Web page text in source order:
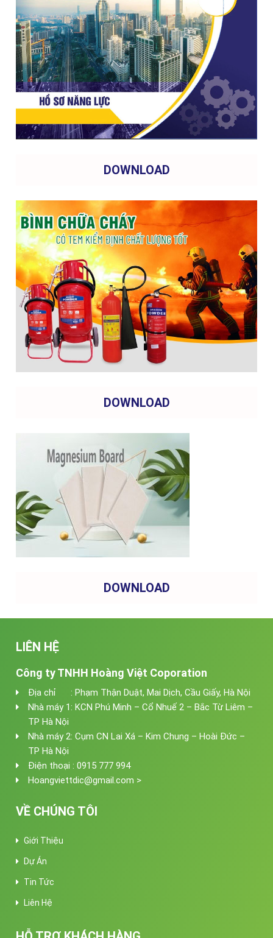
DOWNLOAD
DOWNLOAD
DOWNLOAD
LIÊN HỆ
Công ty TNHH Hoàng Việt Coporation
Địa chỉ : Phạm Thận Duật, Mai Dịch, Cầu Giấy, Hà Nội
Nhà máy 1: KCN Phú Minh – Cổ Nhuế 2 – Bắc Từ Liêm –
TP Hà Nội
Nhà máy 2: Cụm CN Lai Xá – Kim Chung – Hoài Đức –
TP Hà Nội
Điện thoại : 0915 777 994
Hoangviettdic@gmail.com >
VỀ CHÚNG TÔI
Giới Thiệu
Dự Án
Tin Tức
Liên Hệ